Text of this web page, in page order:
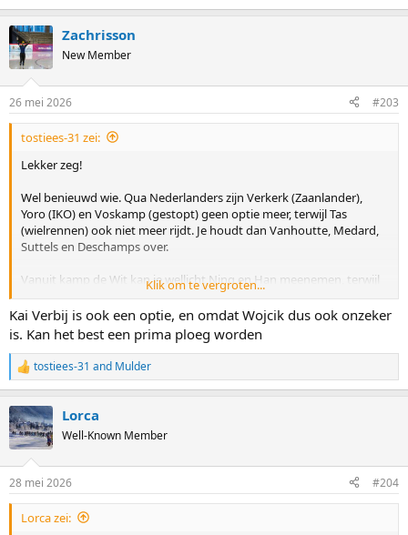
Zachrisson
New Member
26 mei 2026 #203
tostiees-31 zei:
Lekker zeg!
Wel benieuwd wie. Qua Nederlanders zijn Verkerk (Zaanlander),
Yoro (IKO) en Voskamp (gestopt) geen optie meer, terwijl Tas
(wielrennen) ook niet meer rijdt. Je houdt dan Vanhoutte, Medard,
Suttels en Deschamps over.
Vanuit kamp de Wit kan je wellicht Ning en Han meenemen, terwijl
Benieuwd naar de ploeg!
Klik om te vergroten...
Kai Verbij is ook een optie, en omdat Wojcik dus ook onzeker
is. Kan het best een prima ploeg worden
R
e
c
t
i
s
:
tostiees-31 and Mulder
Lorca
Well-Known Member
28 mei 2026 #204
Lorca zei: